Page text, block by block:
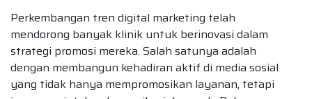
Perkembangan tren digital marketing telah
mendorong banyak klinik untuk berinovasi dalam
strategi promosi mereka. Salah satunya adalah
dengan membangun kehadiran aktif di media sosial
yang tidak hanya mempromosikan layanan, tetapi